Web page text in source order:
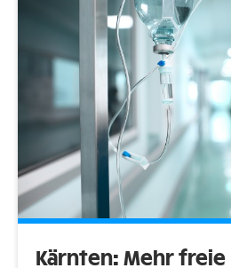
Kärnten: Mehr freie